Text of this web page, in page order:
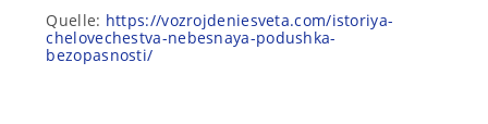
Quelle: https://vozrojdeniesveta.com/istoriya-
chelovechestva-nebesnaya-podushka-
bezopasnosti/